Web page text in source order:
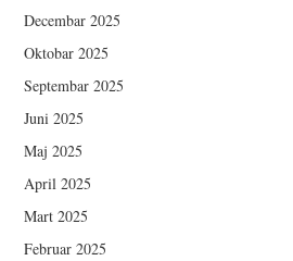
Decembar 2025
Oktobar 2025
Septembar 2025
Juni 2025
Maj 2025
April 2025
Mart 2025
Februar 2025